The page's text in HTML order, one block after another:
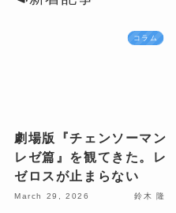
コラム
劇場版『チェンソーマン
レゼ篇』を観てきた。レ
ゼロスが止まらない
March 29, 2026 鈴木 隆